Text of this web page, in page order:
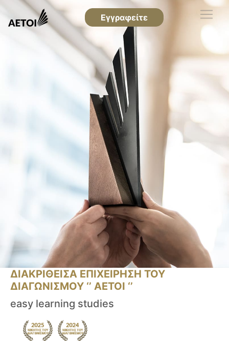
Εγγραφείτε
ΔΙΑΚΡΙΘΕΙΣΑ ΕΠΙΧΕΙΡΗΣΗ ΤΟΥ
ΔΙΑΓΩΝΙΣΜΟΥ ‘’ ΑΕΤΟΙ ‘’
easy learning studies